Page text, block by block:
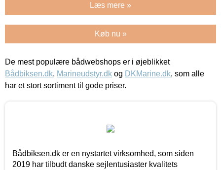
Læs mere »
Køb nu »
De mest populære bådwebshops er i øjeblikket
Bådbiksen.dk, Marineudstyr.dk og DKMarine.dk, som alle
har et stort sortiment til gode priser.
Bådbiksen.dk er en nystartet virksomhed, som siden
2019 har tilbudt danske sejlentusiaster kvalitets